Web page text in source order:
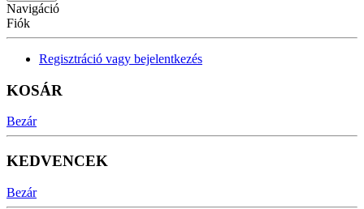
Navigáció
Fiók
Regisztráció vagy bejelentkezés
KOSÁR
Bezár
KEDVENCEK
Bezár